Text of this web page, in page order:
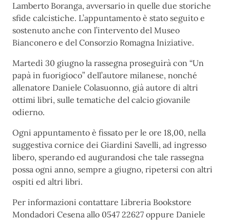
Lamberto Boranga, avversario in quelle due storiche
sfide calcistiche. L’appuntamento è stato seguito e
sostenuto anche con l’intervento del Museo
Bianconero e del Consorzio Romagna Iniziative.
Martedì 30 giugno la rassegna proseguirà con “Un
papà in fuorigioco” dell’autore milanese, nonché
allenatore Daniele Colasuonno, già autore di altri
ottimi libri, sulle tematiche del calcio giovanile
odierno.
Ogni appuntamento è fissato per le ore 18,00, nella
suggestiva cornice dei Giardini Savelli, ad ingresso
libero, sperando ed augurandosi che tale rassegna
possa ogni anno, sempre a giugno, ripetersi con altri
ospiti ed altri libri.
Per informazioni contattare Libreria Bookstore
Mondadori Cesena allo 0547 22627 oppure Daniele